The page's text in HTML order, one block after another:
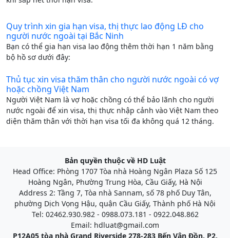
Quy trình xin gia hạn visa, thị thực lao động LĐ cho
người nước ngoài tại Bắc Ninh
Bạn có thể gia hạn visa lao động thêm thời hạn 1 năm bằng
bộ hồ sơ dưới đây:
Thủ tục xin visa thăm thân cho người nước ngoài có vợ
hoặc chồng Việt Nam
Người Việt Nam là vợ hoặc chồng có thể bảo lãnh cho người
nước ngoài để xin visa, thị thực nhập cảnh vào Việt Nam theo
diện thăm thân với thời hạn visa tối đa không quá 12 tháng.
Bản quyền thuộc về HD Luật
Head Office: Phòng 1707 Tòa nhà Hoàng Ngân Plaza Số 125
Hoàng Ngân, Phường Trung Hòa, Cầu Giấy, Hà Nội
Address 2: Tầng 7, Tòa nhà Sannam, số 78 phố Duy Tân,
phường Dịch Vọng Hậu, quận Cầu Giấy, Thành phố Hà Nội
Tel: 02462.930.982 - 0988.073.181 - 0922.048.862
Email: hdluat@gmail.com
P12A05 tòa nhà Grand Riverside 278-283 Bến Vân Đồn, P2,